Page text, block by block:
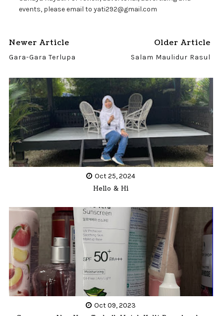
events, please email to yati292@gmail.com
Newer Article
Gara-Gara Terlupa
Older Article
Salam Maulidur Rasul
Oct 25, 2024
Hello & Hi
Oct 09, 2023